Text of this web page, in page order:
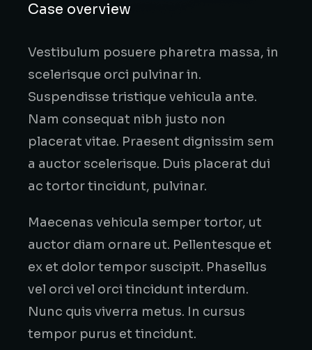
Case overview
Vestibulum posuere pharetra massa, in
scelerisque orci pulvinar in.
Suspendisse tristique vehicula ante.
Nam consequat nibh justo non
placerat vitae. Praesent dignissim sem
a auctor scelerisque. Duis placerat dui
ac tortor tincidunt, pulvinar.
Maecenas vehicula semper tortor, ut
auctor diam ornare ut. Pellentesque et
ex et dolor tempor suscipit. Phasellus
vel orci vel orci tincidunt interdum.
Nunc quis viverra metus. In cursus
tempor purus et tincidunt.